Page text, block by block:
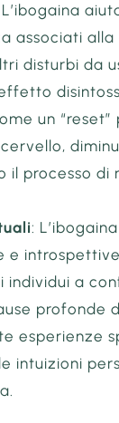
L’ibogaina
associati
disturbi da
un “reset”
il processo di
:
e
individui a
profonde
esperienze
intuizioni